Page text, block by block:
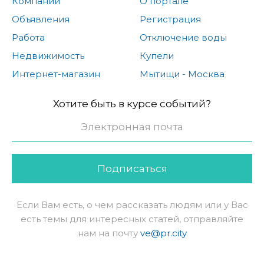
Объявления
Работа
Недвижимость
Интернет-магазин
Регистрация
Отключение воды
Купели
Мытищи - Москва
Хотите быть в курсе событий?
Подписаться
Если Вам есть, о чем рассказать людям или у Вас
есть темы для интересных статей, отправляйте
нам на почту ve@pr.city